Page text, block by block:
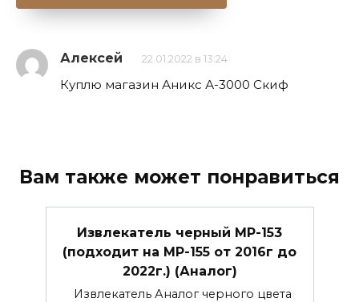
Алексей 22.01.2022 в 13:24
Куплю магазин Аникс А-3000 Скиф
Вам также может понравиться
Извлекатель черный МР-153
(подходит на МР-155 от 2016г до
2022г.) (Аналог)
Извлекатель Аналог черного цвета